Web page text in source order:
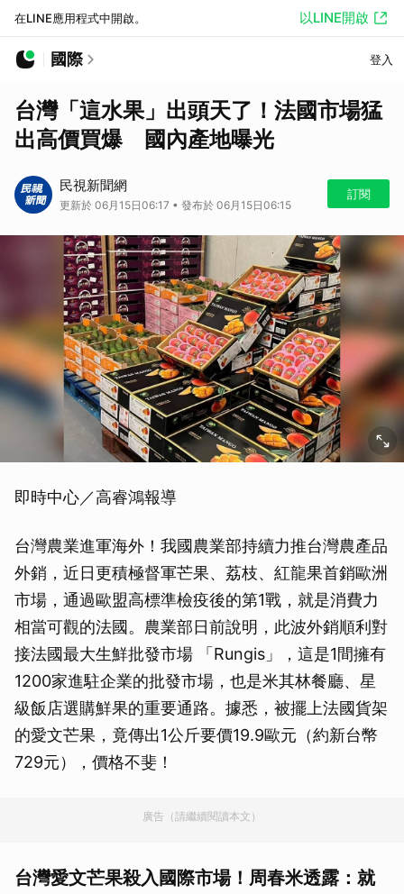
在LINE應用程式中開啟。 以LINE開啟
國際 登入
台灣「這水果」出頭天了！法國市場猛
出高價買爆 國內產地曝光
民視新聞網
更新於 06月15日06:17 • 發布於 06月15日06:15
訂閱
即時中心／高睿鴻報導
台灣農業進軍海外！我國農業部持續力推台灣農產品
外銷，近日更積極督軍芒果、荔枝、紅龍果首銷歐洲
市場，通過歐盟高標準檢疫後的第1戰，就是消費力
相當可觀的法國。農業部日前說明，此波外銷順利對
接法國最大生鮮批發市場 「Rungis」，這是1間擁有
1200家進駐企業的批發市場，也是米其林餐廳、星
級飯店選購鮮果的重要通路。據悉，被擺上法國貨架
的愛文芒果，竟傳出1公斤要價19.9歐元（約新台幣
729元），價格不斐！
廣告（請繼續閱讀本文）
台灣愛文芒果殺入國際市場！周春米透露：就